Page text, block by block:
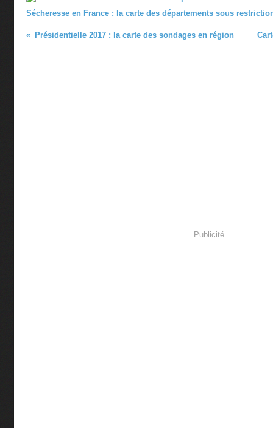
Sécheresse en France : la carte des départements sous
Présidentielle 2017 : la carte des sondages en région
Publicité